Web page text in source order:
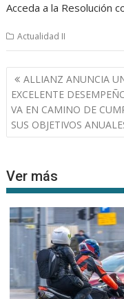
Acceda a la Resolución
Actualidad II
Navegación
de
entradas
ALLIANZ ANUNCIA
EXCELENTE
VA EN CAMINO DE
SUS OBJETIVOS
Ver más